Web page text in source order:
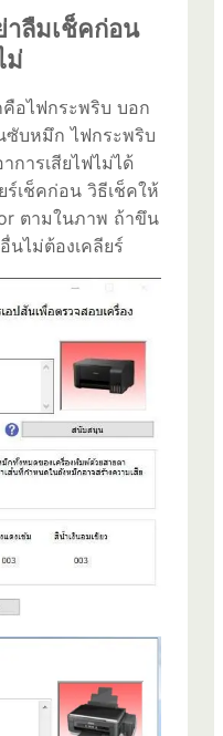
าลืมเช็คก่อน
ม่
อไฟกระพริบ บอก
ซับหมึก ไฟกระพริบ
การเสียไฟไม่ได้
ร์เช็คก่อน วิธีเช็คให้
ตามในภาพ ถ้าขึน
นไม่ต้องเคลียร์